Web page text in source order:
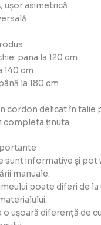
ușor asimetrică
pana la 120 cm
140 cm
la 180 cm
cordon delicat în talie
completa ținuta.
sunt informative și pot
manuale.
poate diferi de la
o ușoară diferență de